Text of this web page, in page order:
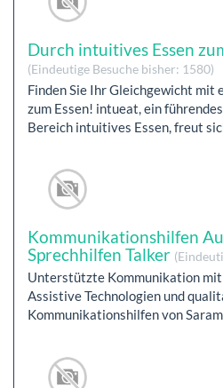
Durch intuitives Essen
(Eindeutige Besuche bisher: 1580)
Finden Sie Ihr Gleichgewicht mit
zum Essen! intueat, ein
Bereich intuitives Essen, freut
Kommunikationshilfen
Sprechhilfen Talker
Unterstützte Kommunikation
Assistive Technologien und
Kommunikationshilfen von